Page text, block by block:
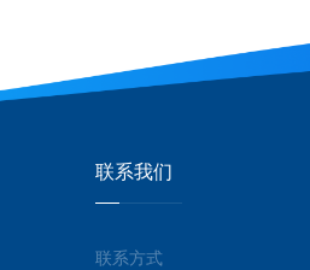
联系我们
联系方式